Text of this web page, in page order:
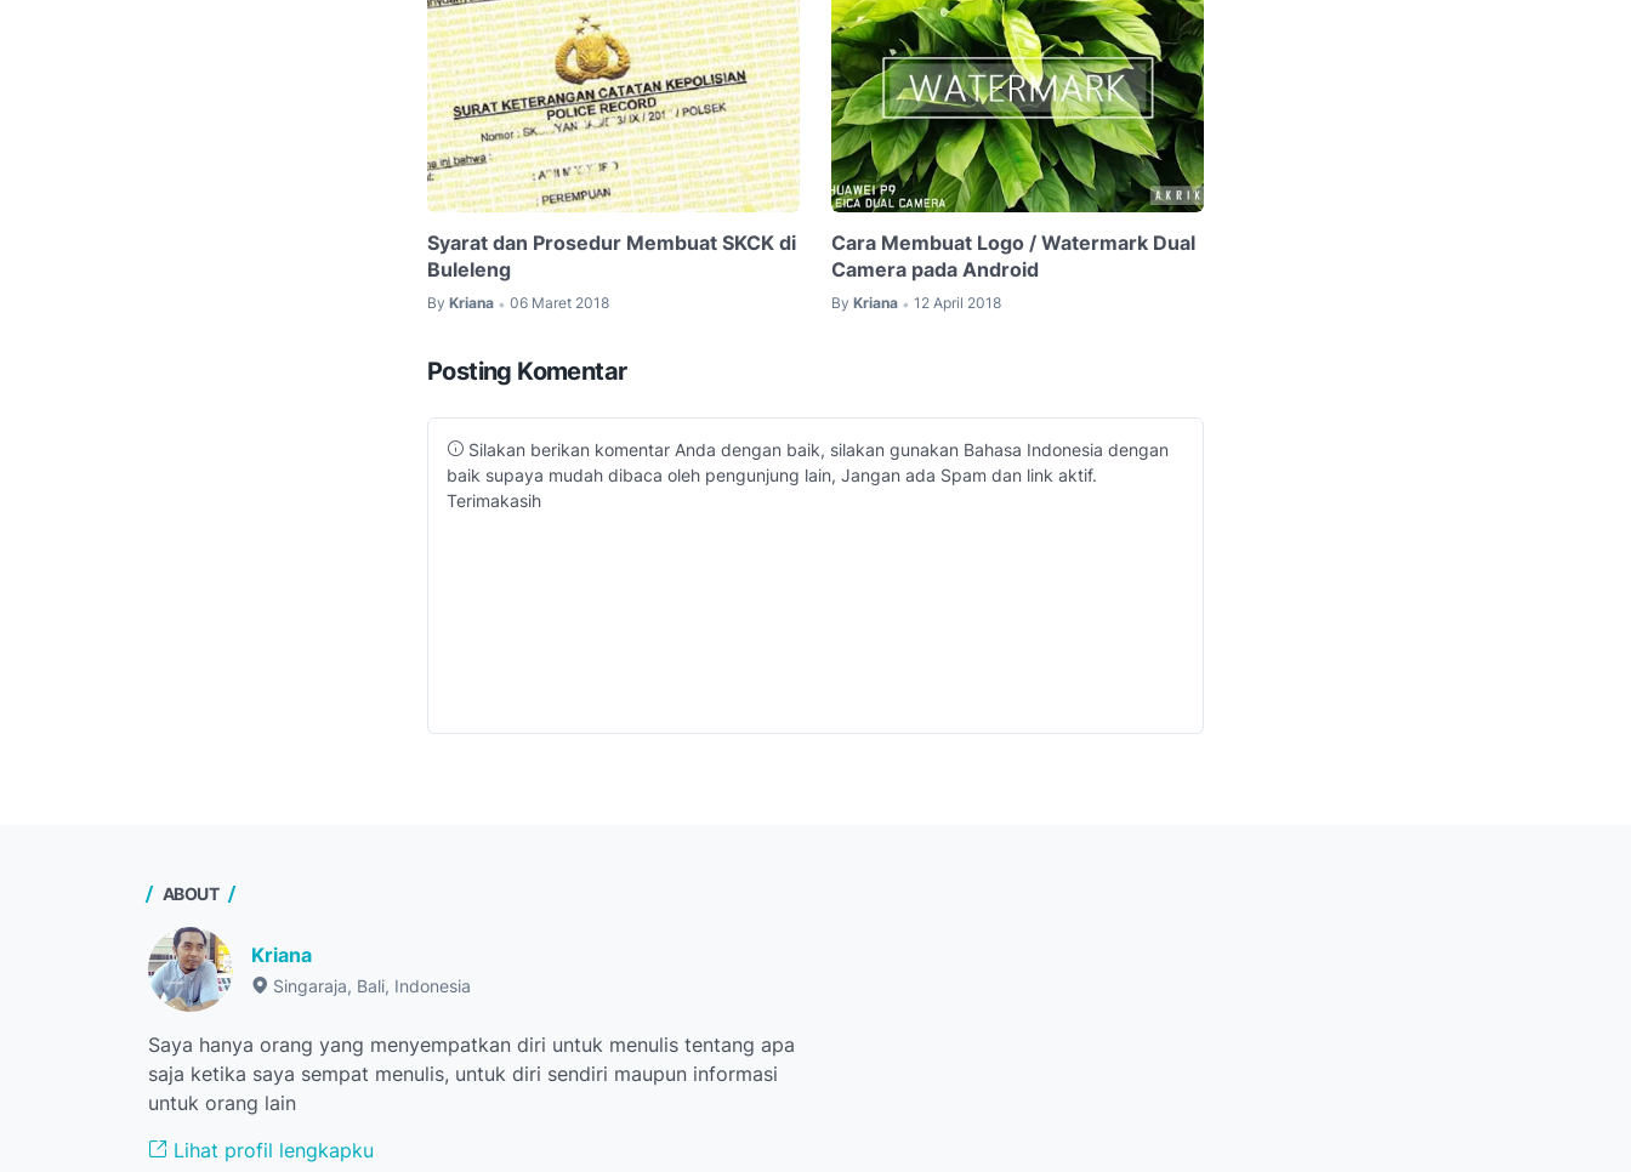
Syarat dan Prosedur Membuat SKCK di
Buleleng
By Kriana • 06 Maret 2018
Cara Membuat Logo / Watermark Dual
Camera pada Android
By Kriana • 12 April 2018
Posting Komentar
Silakan berikan komentar Anda dengan baik, silakan gunakan Bahasa Indonesia dengan
baik supaya mudah dibaca oleh pengunjung lain, Jangan ada Spam dan link aktif.
Terimakasih
ABOUT
Kriana
Singaraja, Bali, Indonesia
Saya hanya orang yang menyempatkan diri untuk menulis tentang apa
saja ketika saya sempat menulis, untuk diri sendiri maupun informasi
untuk orang lain
Lihat profil lengkapku